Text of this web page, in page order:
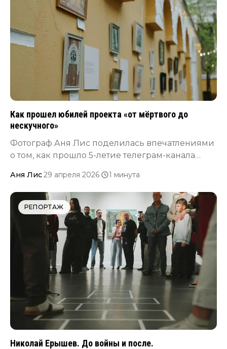
Как прошел юбилей проекта «от мёртвого до
нескучного»
Фотограф Аня Лис поделилась впечатлениями
о том, как прошло 5-летие телеграм-канала
нескучного»
Аня Лис29 апреля 2026 1 минута
РЕПОРТАЖ
Николай Ерышев. До войны и после.